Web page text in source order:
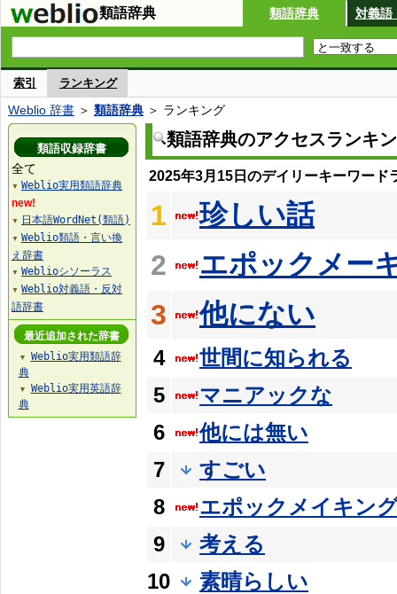
類語辞典 類語辞典 対義語
索引 ランキング
Weblio 辞書 ＞ 類語辞典 ＞ ランキング
類語辞典のアクセスランキ
2025年3月15日のデイリーキーワード
1
珍しい話
2
エポックメー
3
他にない
4
世間に知られる
5
マニアックな
6
他には無い
7
すごい
8
エポックメイキン
9
考える
10
素晴らしい
類語収録辞書
全て
▼ Weblio実用類語辞典
new!
▼ 日本語WordNet(類語)
▼ Weblio類語・言い換
え辞書
▼ Weblioシソーラス
▼ Weblio対義語・反対
語辞書
最近追加された辞書
▼
Weblio実用類語辞
典
▼
Weblio実用英語辞
典